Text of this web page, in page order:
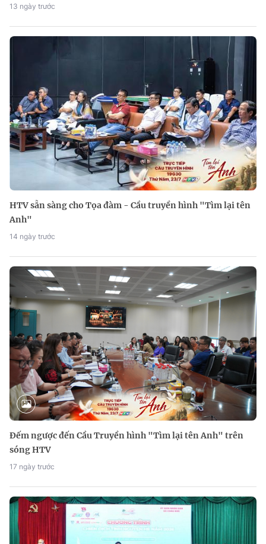
13 ngày trước
HTV sẵn sàng cho Tọa đàm - Cầu truyền hình "Tìm lại tên
Anh"
14 ngày trước
Đếm ngược đến Cầu Truyền hình "Tìm lại tên Anh" trên
sóng HTV
17 ngày trước